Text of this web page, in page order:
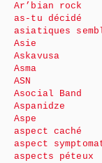
Ar’bian rock
as-tu décidé
asiatiques
Asie
Askavusa
Asma
ASN
Asocial Band
Aspanidze
Aspe
aspect caché
aspect
aspects péteux